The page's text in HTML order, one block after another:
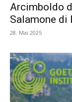
Arcimboldo
Salamone
28. Mai 2025